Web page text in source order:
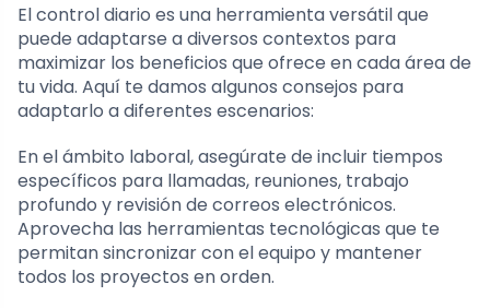
El control diario es una herramienta versátil que
puede adaptarse a diversos contextos para
maximizar los beneficios que ofrece en cada área de
tu vida. Aquí te damos algunos consejos para
adaptarlo a diferentes escenarios:
En el ámbito laboral, asegúrate de incluir tiempos
específicos para llamadas, reuniones, trabajo
profundo y revisión de correos electrónicos.
Aprovecha las herramientas tecnológicas que te
permitan sincronizar con el equipo y mantener
todos los proyectos en orden.